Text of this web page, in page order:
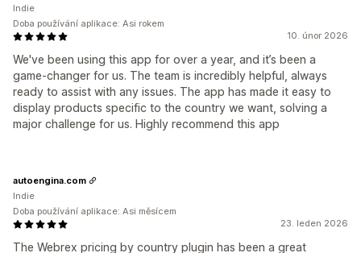
10. únor 2026
We've been using this app for over a year, and it’s been a
game-changer for us. The team is incredibly helpful, always
ready to assist with any issues. The app has made it easy to
display products specific to the country we want, solving a
major challenge for us. Highly recommend this app
Indie
Doba používání aplikace: Asi rokem
23. leden 2026
The Webrex pricing by country plugin has been a great
autoengina.com
Indie
Doba používání aplikace: Asi měsícem